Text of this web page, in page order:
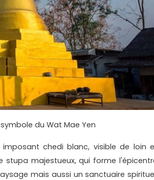
du Wat Mae Yen
chedi blanc, visible de loin
stupa majestueux, qui forme
mais aussi un sanctuaire